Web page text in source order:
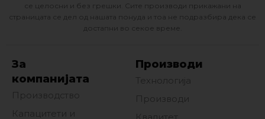
се целосни и без грешки. Сите производи прикажани на
страницата се дел од нашата понуда и тоа не подразбира дека се
достапни во секое време.
За
компанијата
Производство
Капацитети и
Производи
Технологија
Производи